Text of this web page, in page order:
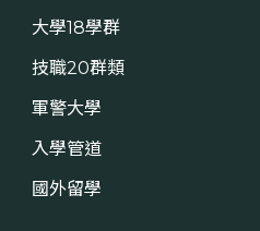
大學18學群
技職20群類
軍警大學
入學管道
國外留學